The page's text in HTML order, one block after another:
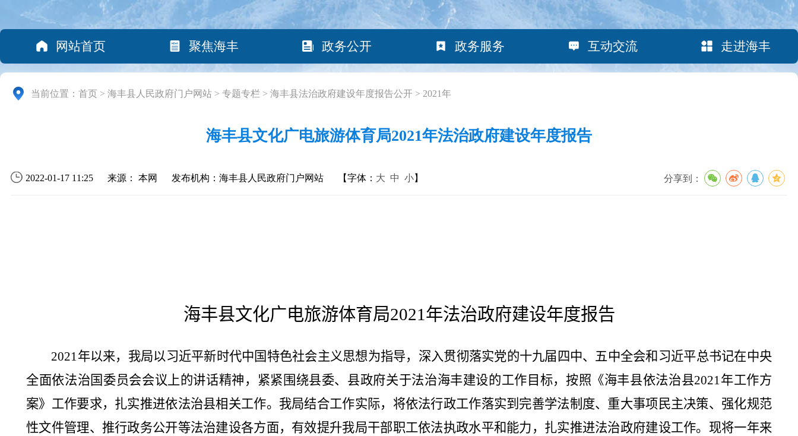
网站首页 聚焦海丰 政务公开 政务服务 互动交流 走进海丰
当前位置： 首页 > 海丰县人民政府门户网站 > 专题专栏 > 海丰县法治政府建设年度报告公开 > 2021年
海丰县文化广电旅游体育局2021年法治政府建设年度报告
2022-01-17 11:25 来源： 本网 发布机构：海丰县人民政府门户网站 【字体： 大 中 小】 分享到：
海丰县文化广电旅游体育局2021年法治政府建设年度报告
2021年以来，我局以习近平新时代中国特色社会主义思想为指导，深入贯彻落实党的十九届四中、五中全会和习近平总书记在中央
全面依法治国委员会会议上的讲话精神， 紧紧围绕县委、县政府关于法治海丰建设的工作目标，按照《海丰县依法治县2021年工作方
案》工作要求，扎实推进依法治县相关工作。 我局结合工作实际，将依法行政工作落实到完善学法制度、重大事项民主决策、强化规范
性文件管理、推行政务公开等法治建设各方面，有效提升我局干部职工依法执政水平和能力，扎实推进法治政府建设工作。现将一年来